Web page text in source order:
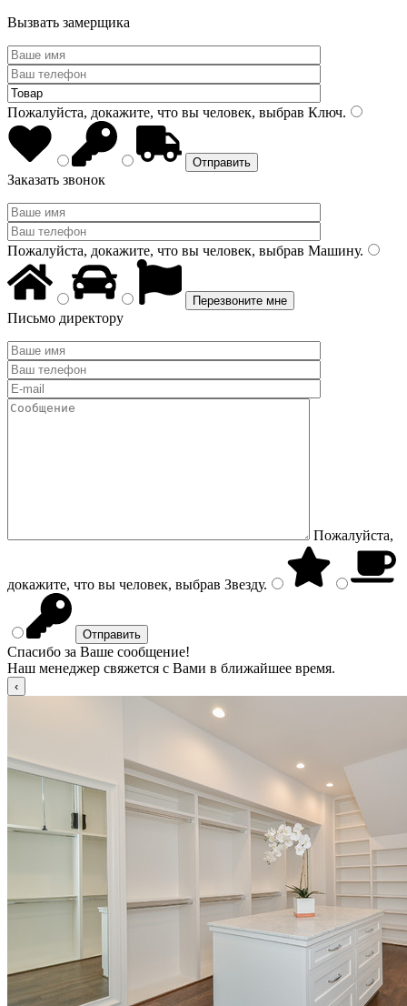
Вызвать замерщика
Пожалуйста, докажите, что вы человек, выбрав Ключ.
Заказать звонок
Пожалуйста, докажите, что вы человек, выбрав Машину.
Письмо директору
Пожалуйста,
докажите, что вы человек, выбрав Звезду.
Спасибо за Ваше сообщение!
Наш менеджер свяжется с Вами в ближайшее время.